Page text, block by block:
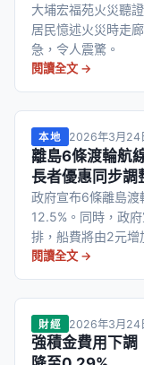
大埔宏福苑火災聽
居民憶述火災時走
急，令人震驚。
閱讀全文 →
本地 2026年3月24
離島6條渡輪航
長者優惠同步調
政府宣布6條離島渡
12.5%。同時，政
排，船費將由2元增
閱讀全文 →
財經 2026年3月24
強積金費用下